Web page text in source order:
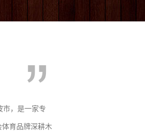
市，是一家专
育品牌深耕木